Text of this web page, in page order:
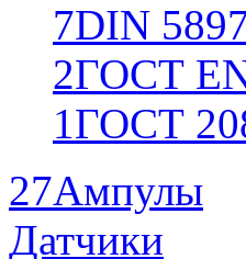
7DIN
2ГОСТ
1ГОСТ
27Ампулы
Датчики